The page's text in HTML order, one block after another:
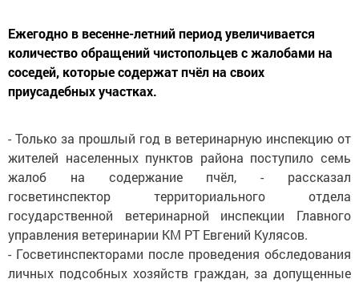
Ежегодно в весенне-летний период увеличивается
количество обращений чистопольцев с жалобами на
соседей, которые содержат пчёл на своих
приусадебных участках.
- Только за прошлый год в ветеринарную инспекцию от
жителей населенных пунктов района поступило семь
жалоб на содержание пчёл, - рассказал
госветинспектор территориального отдела
государственной ветеринарной инспекции Главного
управления ветеринарии КМ РТ Евгений Кулясов.
- Госветинспекторами после проведения обследования
личных подсобных хозяйств граждан, за допущенные